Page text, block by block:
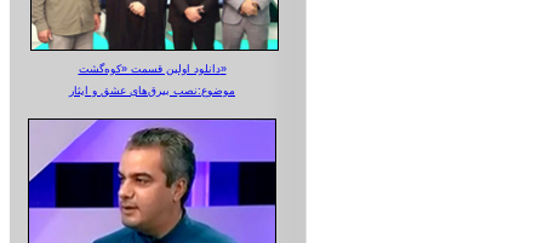
دانلود اولین قسمت «کوه‌گشت»
موضوع:نصب بیرق‌های عشق و ایثار